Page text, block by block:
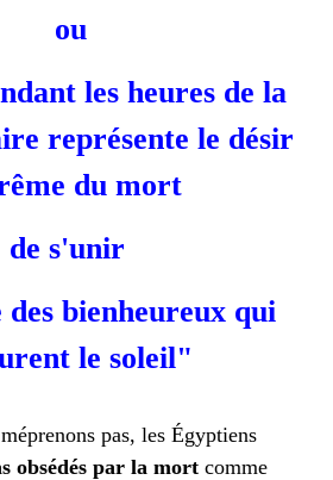
ou
les heures de la
représente le désir
du mort
de s'unir
bienheureux qui
le soleil"
pas, les Égyptiens
obsédés par la mortcomme